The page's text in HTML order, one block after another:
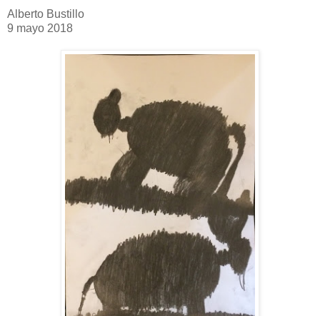
Alberto Bustillo
9 mayo 2018